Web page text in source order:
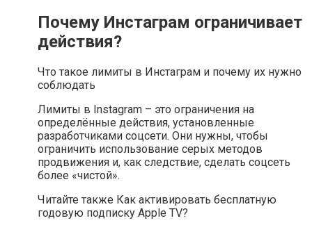
Почему Инстаграм ограничивает
действия?
Что такое лимиты в Инстаграм и почему их нужно
соблюдать
Лимиты в Instagram – это ограничения на
определённые действия, установленные
разработчиками соцсети. Они нужны, чтобы
ограничить использование серых методов
продвижения и, как следствие, сделать соцсеть
более «чистой».
Читайте также Как активировать бесплатную
годовую подписку Apple TV?